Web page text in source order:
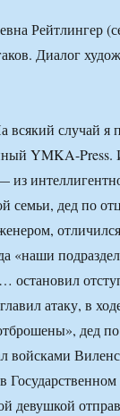
случай я
YMKA-Press.
из
семьи, дед по
«наши
… остановил
атаку, в
дед
войсками
девушкой